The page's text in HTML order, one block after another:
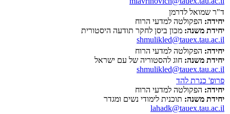
ד"ר שמואל לדרמן
יחידה: הפקולטה למדעי הרוח
יחידת משנה: מכון ביסן לחקר תודעה היסטורית
shmulikled@tauex.tau.ac.il
יחידה: הפקולטה למדעי הרוח
יחידת משנה: חוג להסטוריה של עם ישראל
shmulikled@tauex.tau.ac.il
פרופ' כנרת להד
יחידה: הפקולטה למדעי הרוח
יחידת משנה: תוכנית לימודי נשים ומגדר
lahadk@tauex.tau.ac.il